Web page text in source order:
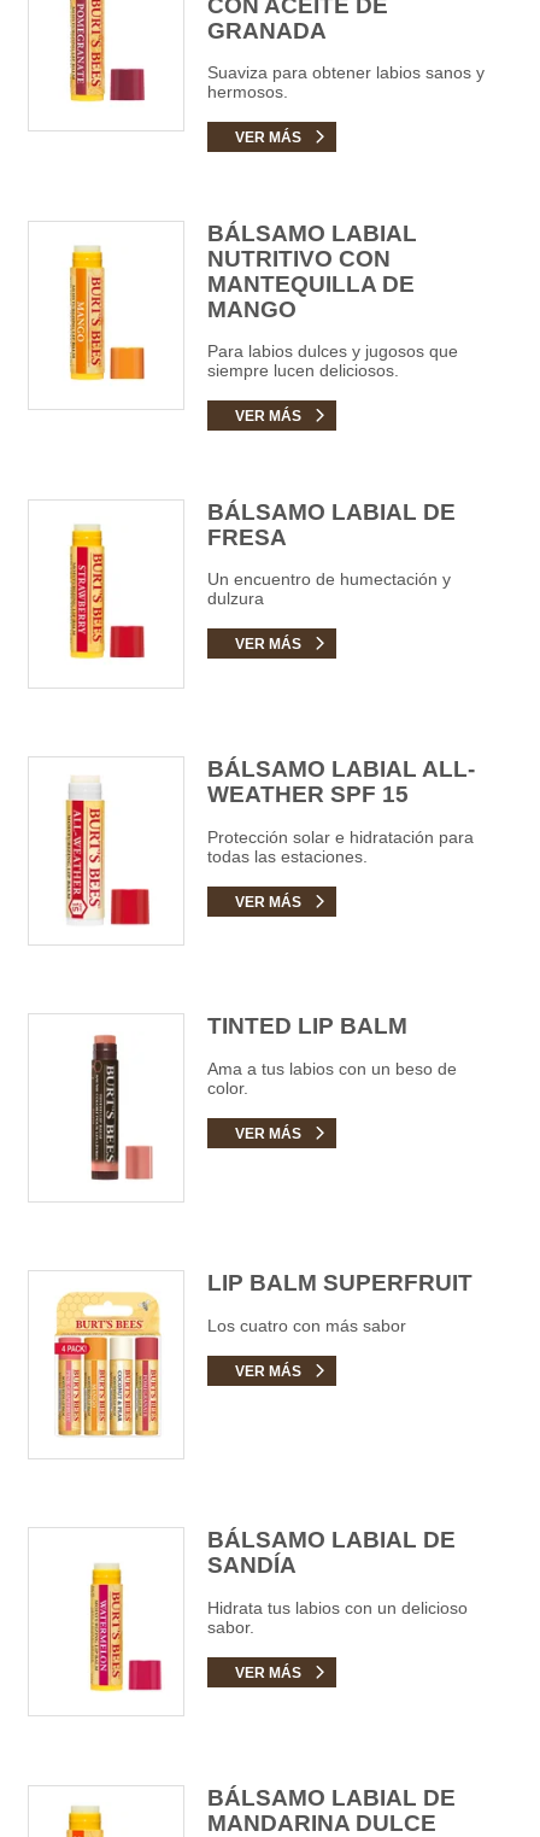
GRANADA
Suaviza para obtener labios sanos y
hermosos.
VER MÁS
BÁLSAMO LABIAL
NUTRITIVO CON
MANTEQUILLA DE
MANGO
Para labios dulces y jugosos que
siempre lucen deliciosos.
VER MÁS
BÁLSAMO LABIAL DE
FRESA
Un encuentro de humectación y
dulzura
VER MÁS
BÁLSAMO LABIAL ALL-
WEATHER SPF 15
Protección solar e hidratación para
todas las estaciones.
VER MÁS
TINTED LIP BALM
Ama a tus labios con un beso de
color.
VER MÁS
LIP BALM SUPERFRUIT
Los cuatro con más sabor
VER MÁS
BÁLSAMO LABIAL DE
SANDÍA
Hidrata tus labios con un delicioso
sabor.
VER MÁS
BÁLSAMO LABIAL DE
MANDARINA DULCE